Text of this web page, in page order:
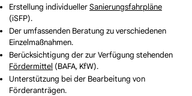
Erstellung individuellerSanierungsfahrpläne
(iSFP).
Der umfassenden Beratung zu verschiedenen
Einzelmaßnahmen.
Berücksichtigung der zur Verfügung stehenden
Fördermittel (BAFA, KfW).
Unterstützung bei der Bearbeitung von
Förderanträgen.